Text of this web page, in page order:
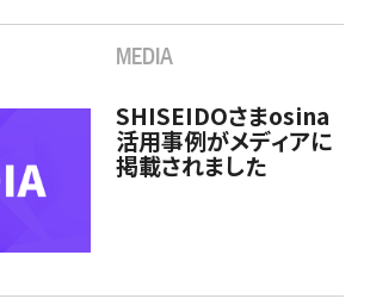
ー習慣をSNSから創出
MEDIA
SHISEIDOさまosina
活用事例がメディアに
掲載されました